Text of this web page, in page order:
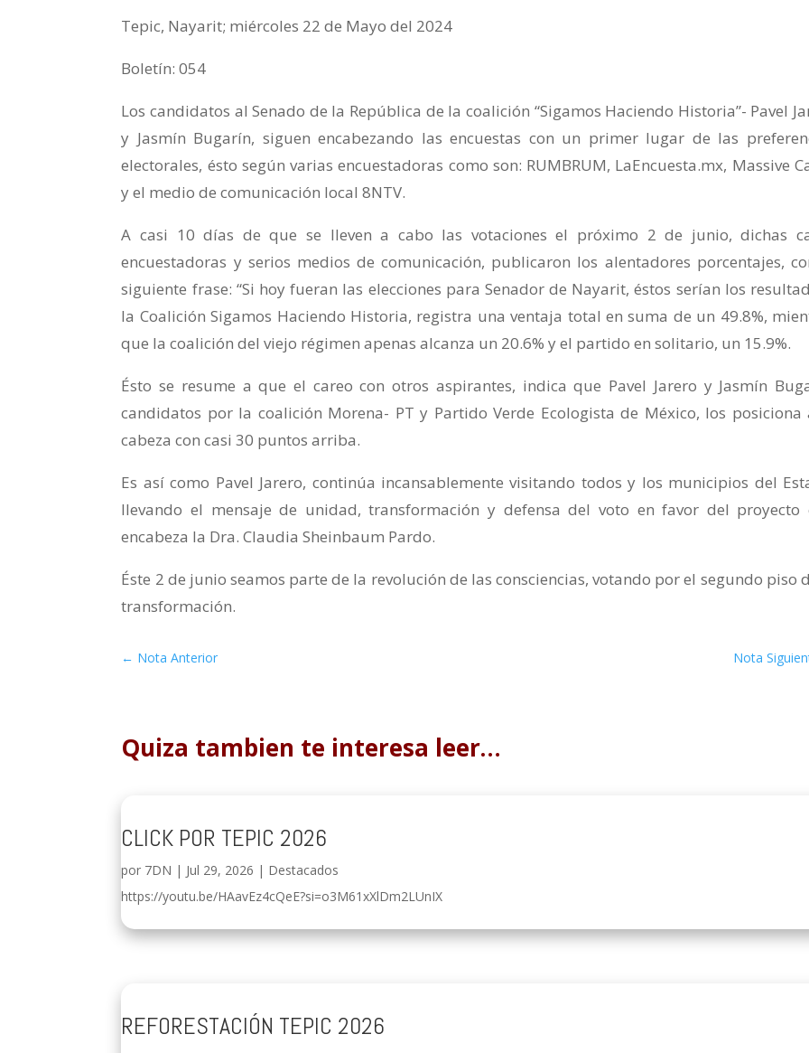
Tepic, Nayarit; miércoles 22 de Mayo del 2024
Boletín: 054
Los candidatos al Senado de la República de la coalición “Sigamos Haciendo Historia”- Pavel
y Jasmín Bugarín, siguen encabezando las encuestas con un primer lugar de las
electorales, ésto según varias encuestadoras como son: RUMBRUM, LaEncuesta.mx, Massive
y el medio de comunicación local 8NTV.
A casi 10 días de que se lleven a cabo las votaciones el próximo 2 de junio, dichas
encuestadoras y serios medios de comunicación, publicaron los alentadores porcentajes,
siguiente frase: “Si hoy fueran las elecciones para Senador de Nayarit, éstos serían los
la Coalición Sigamos Haciendo Historia, registra una ventaja total en suma de un 49.8%,
que la coalición del viejo régimen apenas alcanza un 20.6% y el partido en solitario, un 15.9%.
Ésto se resume a que el careo con otros aspirantes, indica que Pavel Jarero y Jasmín
candidatos por la coalición Morena- PT y Partido Verde Ecologista de México, los posiciona
cabeza con casi 30 puntos arriba.
Es así como Pavel Jarero, continúa incansablemente visitando todos y los municipios del
llevando el mensaje de unidad, transformación y defensa del voto en favor del proyecto
encabeza la Dra. Claudia Sheinbaum Pardo.
Éste 2 de junio seamos parte de la revolución de las consciencias, votando por el segundo piso
transformación.
← Nota Anterior Nota
Quiza tambien te interesa leer…
CLICK POR TEPIC 2026
por 7DN | Jul 29, 2026 | Destacados
https://youtu.be/HAavEz4cQeE?si=o3M61xXlDm2LUnIX
REFORESTACIÓN TEPIC 2026